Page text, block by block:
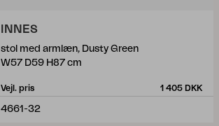
INNES
stol med armlæn, Dusty Green
W57 D59 H87 cm
Vejl. pris 1 405 DKK
4661-32